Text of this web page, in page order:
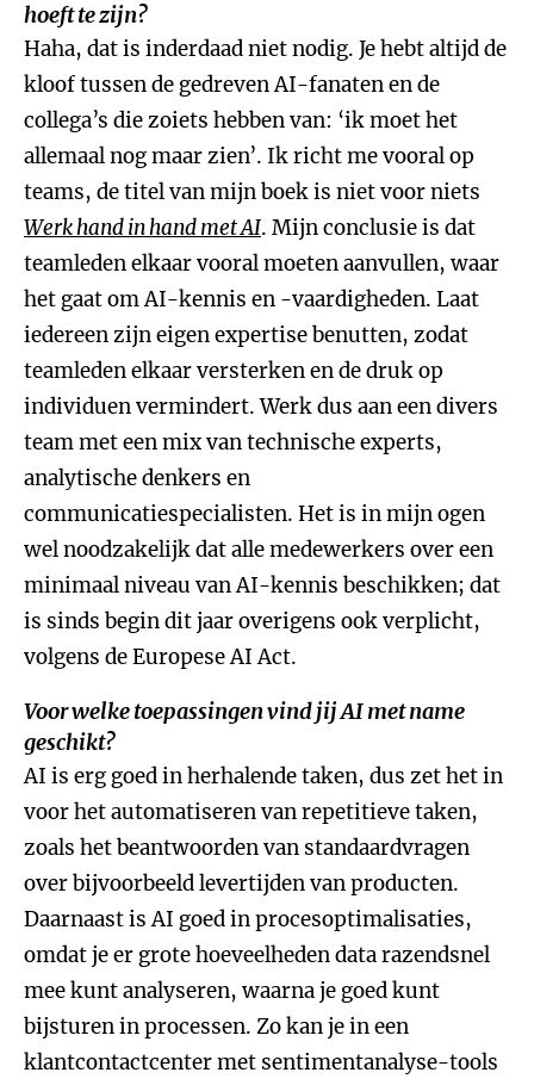
hoeft te zijn?
Haha, dat is inderdaad niet nodig. Je hebt altijd de
kloof tussen de gedreven AI-fanaten en de
collega’s die zoiets hebben van: ‘ik moet het
allemaal nog maar zien’. Ik richt me vooral op
teams, de titel van mijn boek is niet voor niets
Werk hand in hand met AI. Mijn conclusie is dat
teamleden elkaar vooral moeten aanvullen, waar
het gaat om AI-kennis en -vaardigheden. Laat
iedereen zijn eigen expertise benutten, zodat
teamleden elkaar versterken en de druk op
individuen vermindert. Werk dus aan een divers
team met een mix van technische experts,
analytische denkers en
communicatiespecialisten. Het is in mijn ogen
wel noodzakelijk dat alle medewerkers over een
minimaal niveau van AI-kennis beschikken; dat
is sinds begin dit jaar overigens ook verplicht,
volgens de Europese AI Act.
Voor welke toepassingen vind jij AI met name
geschikt?
AI is erg goed in herhalende taken, dus zet het in
voor het automatiseren van repetitieve taken,
zoals het beantwoorden van standaardvragen
over bijvoorbeeld levertijden van producten.
Daarnaast is AI goed in procesoptimalisaties,
omdat je er grote hoeveelheden data razendsnel
mee kunt analyseren, waarna je goed kunt
bijsturen in processen. Zo kan je in een
klantcontactcenter met sentimentanalyse-tools